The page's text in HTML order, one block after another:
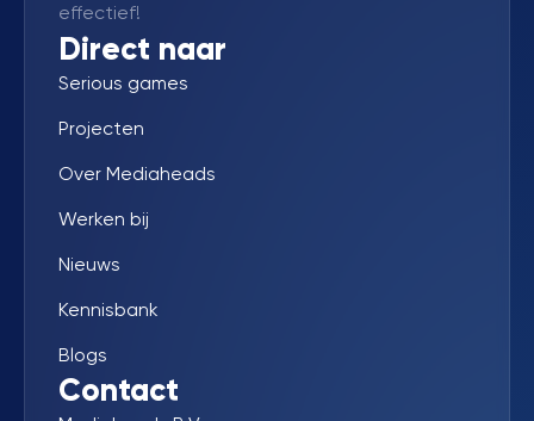
effectief!
Direct naar
Serious games
Projecten
Over Mediaheads
Werken bij
Nieuws
Kennisbank
Blogs
Contact